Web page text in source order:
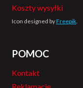
Koszty wysyłki
Icon designed byFreepik.
POMOC
Kontakt